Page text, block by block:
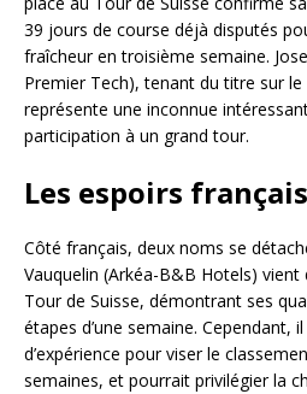
39 jours de course déjà disputés
fraîcheur en troisième semaine.
Premier Tech), tenant du titre sur le
représente une inconnue
participation à un grand tour.
Les espoirs français
Côté français, deux noms se
Vauquelin (Arkéa-B&B Hotels)
Tour de Suisse, démontrant ses
étapes d’une semaine. Cependant,
d’expérience pour viser le
semaines, et pourrait privilégier la